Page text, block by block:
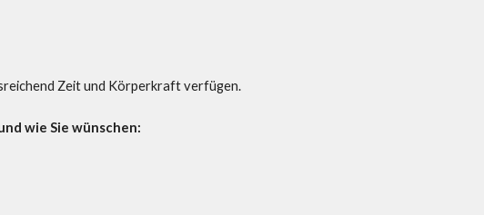
Zeit und Körperkraft verfügen.
wie Sie wünschen: